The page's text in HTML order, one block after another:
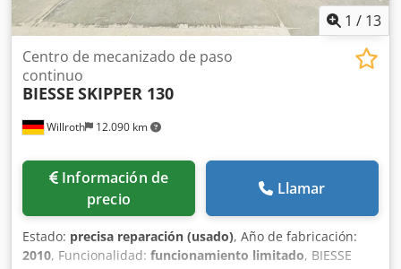
1 / 13
Willroth 12.090 km
Centro de mecanizado de paso
continuo
BIESSE SKIPPER 130
Información de
precio
Llamar
Estado: precisa reparación (usado), Año de fabricación:
2010, Funcionalidad: funcionamiento limitado, BIESSE